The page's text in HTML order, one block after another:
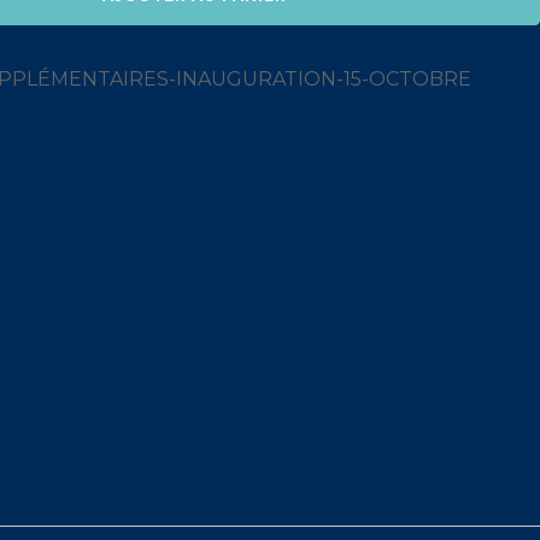
INAUGURATION-15-OCTOBRE